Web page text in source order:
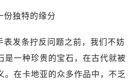
份独特的缘分
表发条拧反问题之前，我们不妨
是一种珍贵的宝石，在古代就被
。在卡地亚的众多作品中，不乏